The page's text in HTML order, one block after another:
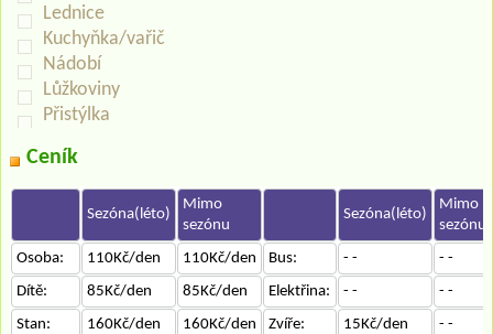
Lednice
Kuchyňka/vařič
Nádobí
Lůžkoviny
Přistýlka
Ceník
Sezóna(léto)
Mimo
sezónu
Sezóna(léto)
Mimo
sezónu
Osoba:
110Kč/den 110Kč/den Bus: - -
- -
Dítě:
85Kč/den 85Kč/den Elektřina: - -
- -
Stan:
160Kč/den 160Kč/den Zvíře: 15Kč/den
- -